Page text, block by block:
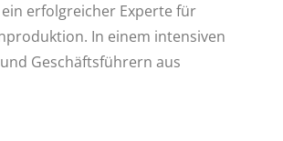
erfolgreicher Experte für
In einem intensiven
Geschäftsführern aus